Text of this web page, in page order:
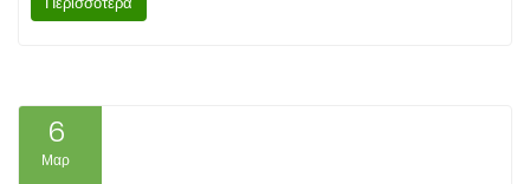
6
Μαρ